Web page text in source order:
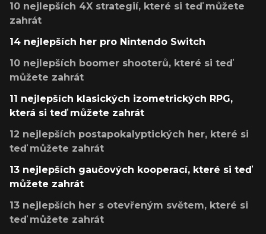
10 nejlepších 4X strategií, které si teď můžete
zahrát
14 nejlepších her pro Nintendo Switch
10 nejlepších boomer shooterů, které si teď
můžete zahrát
11 nejlepších klasických izometrických RPG,
která si teď můžete zahrát
12 nejlepších postapokalyptických her, které si
teď můžete zahrát
13 nejlepších gaučových kooperací, které si teď
můžete zahrát
13 nejlepších her s otevřeným světem, které si
teď můžete zahrát